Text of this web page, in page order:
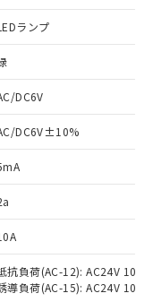
ランプ
DC6V
DC6V±10%
抗負荷(AC-12): AC24V 10A/
導負荷(AC-15): AC24V
意のうえ
器事業取扱
標準価格
くもので
の中には、
物質）の
能な商品で
質）の非含
定のある
10物質）の
を出す予
10物質）の
は確認中の
形物で、有
す。
部品として
中国RoHSの
す。
中国RoHSの